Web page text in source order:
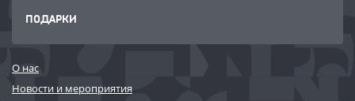
ПОДАРКИ
О нас
Новости и мероприятия